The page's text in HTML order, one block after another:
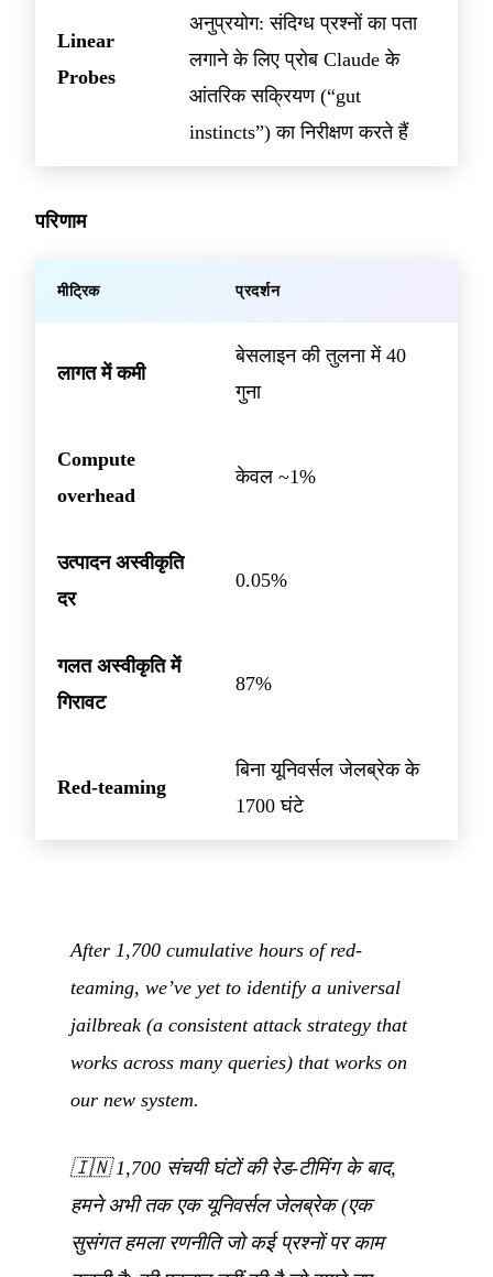
Linear
Probes
अनुप्रयोग: संदिग्ध प्रश्नों का पता
लगाने के लिए प्रोब Claude के
आंतरिक सक्रियण (“gut
instincts”) का निरीक्षण करते हैं
परिणाम
मीट्रिक प्रदर्शन
लागत में कमी
बेसलाइन की तुलना में 40
गुना
Compute
overhead
केवल ~1%
उत्पादन अस्वीकृति
दर
0.05%
गलत अस्वीकृति में
गिरावट
87%
Red-teaming
बिना यूनिवर्सल जेलब्रेक के
1700 घंटे
After 1,700 cumulative hours of red-
teaming, we’ve yet to identify a universal
jailbreak (a consistent attack strategy that
works across many queries) that works on
our new system.
🇮🇳1,700 संचयी घंटों की रेड-टीमिंग के बाद,
हमने अभी तक एक यूनिवर्सल जेलब्रेक (एक
सुसंगत हमला रणनीति जो कई प्रश्नों पर काम